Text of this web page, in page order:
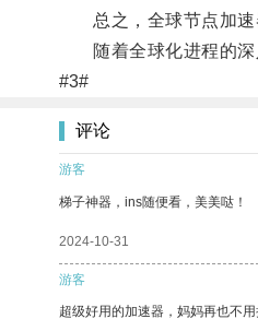
总之，全球节点加速
随着全球化进程的深
#3#
评论
游客
梯子神器，ins随便看，美美哒！
2024-10-31
游客
超级好用的加速器，妈妈再也不用